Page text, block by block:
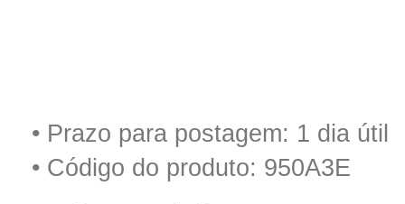
• Prazo para postagem: 1 dia útil
• Código do produto: 950A3E